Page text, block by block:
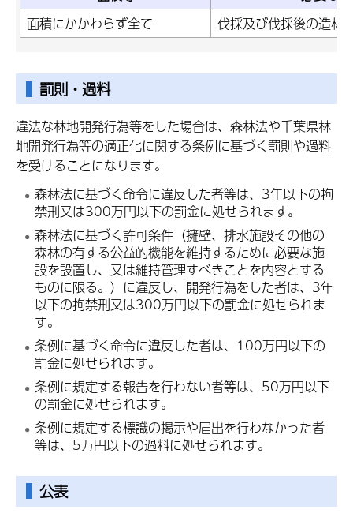
面積にかかわらず全て
伐採及び伐採後の造林
罰則・過料
違法な林地開発行為等をした場合は、森林法や千葉県林
地開発行為等の適正化に関する条例に基づく罰則や過料
を受けることになります。
森林法に基づく命令に違反した者等は、3年以下の拘
禁刑又は300万円以下の罰金に処せられます。
森林法に基づく許可条件（擁壁、排水施設その他の
森林の有する公益的機能を維持するために必要な施
設を設置し、又は維持管理すべきことを内容とする
ものに限る。）に違反し、開発行為をした者は、3年
以下の拘禁刑又は300万円以下の罰金に処せられま
す。
条例に基づく命令に違反した者は、100万円以下の
罰金に処せられます。
条例に規定する報告を行わない者等は、50万円以下
の罰金に処せられます。
条例に規定する標識の掲示や届出を行わなかった者
等は、5万円以下の過料に処せられます。
公表